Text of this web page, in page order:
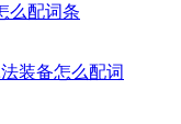
么配词条